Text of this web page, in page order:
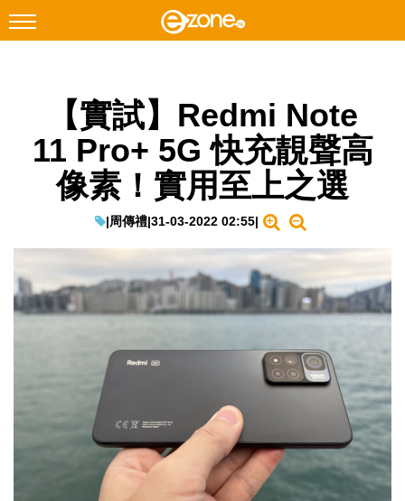
Facebook Instagram
科技焦點
網絡生活
教學評測
EduTech
IT Times
生成式AI與雲端應用
Enterprise Digital Transformation
【實試】Redmi Note
11 Pro+ 5G 快充靚聲高
像素！實用至上之選
|周傳禮|31-03-2022 02:55|